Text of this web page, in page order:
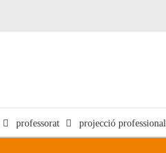
professorat projecció professional